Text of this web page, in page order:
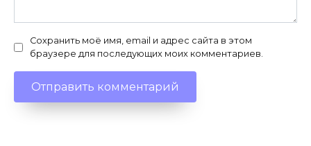
Сохранить моё имя, email и адрес сайта в этом
браузере для последующих моих комментариев.